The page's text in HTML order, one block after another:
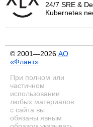
24/7 SRE &
Kubernetes
© 2001—2026 АО
«Флант»
При полном или
частичном
использовании
любых материалов
с сайта вы
обязаны явным